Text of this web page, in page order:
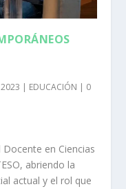
| EDUCACIÓN | 0
en Ciencias
abriendo la
actual y el rol que